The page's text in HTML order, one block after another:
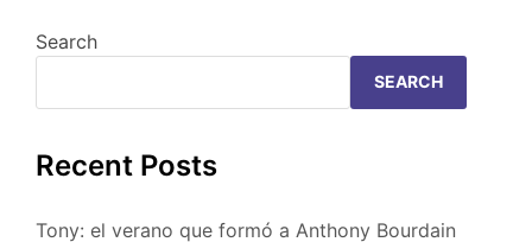
Search
SEARCH
Recent Posts
Tony: el verano que formó a Anthony Bourdain